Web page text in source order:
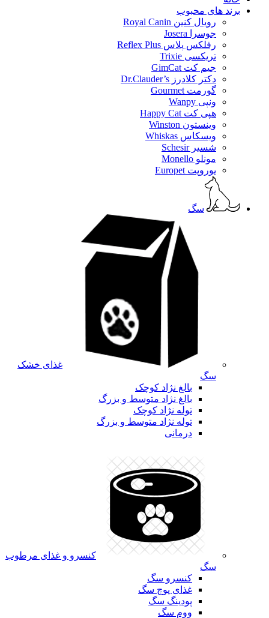
برند های محبوب
رویال کنین Royal Canin
جوسرا Josera
رفلکس پلاس Reflex Plus
تریکسی Trixie
جیم کت GimCat
دکتر کلادرز Dr.Clauder’s
گورمت Gourmet
ونپی Wanpy
هپی کت Happy Cat
وینستون Winston
ویسکاس Whiskas
شسیر Schesir
مونلو Monello
یوروپت Europet
سگ
غذای خشک
سگ
بالغ نژاد کوچک
بالغ نژاد متوسط و بزرگ
توله نژاد کوچک
توله نژاد متوسط و بزرگ
درمانی
کنسرو و غذای مرطوب
سگ
کنسرو سگ
غذای پوچ سگ
پودینگ سگ
ووم سگ